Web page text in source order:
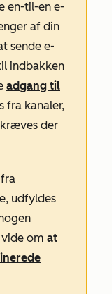
en-til-en e-
af din
sende e-
indbakken
adgang til
fra kanaler,
der
udfyldes
om at